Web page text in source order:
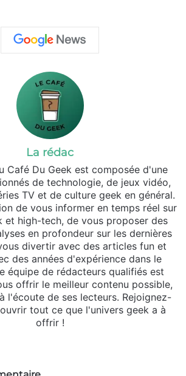
La rédac
Café Du Geek est composée d'une
de technologie, de jeux vidéo,
TV et de culture geek en général.
de vous informer en temps réel sur
et high-tech, de vous proposer des
en profondeur sur les dernières
divertir avec des articles fun et
des années d'expérience dans le
équipe de rédacteurs qualifiés est
offrir le meilleur contenu possible,
l'écoute de ses lecteurs. Rejoignez-
tout ce que l'univers geek a à
offrir !